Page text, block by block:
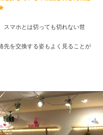
スマホとは切っても切れない世
先を交換する姿もよく見ることが